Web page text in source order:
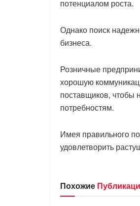
потенциалом роста.
Однако поиск
бизнеса.
Розничные
хорошую
поставщиков, чтобы
потребностям.
Имея правильного
удовлетворить
Похожие